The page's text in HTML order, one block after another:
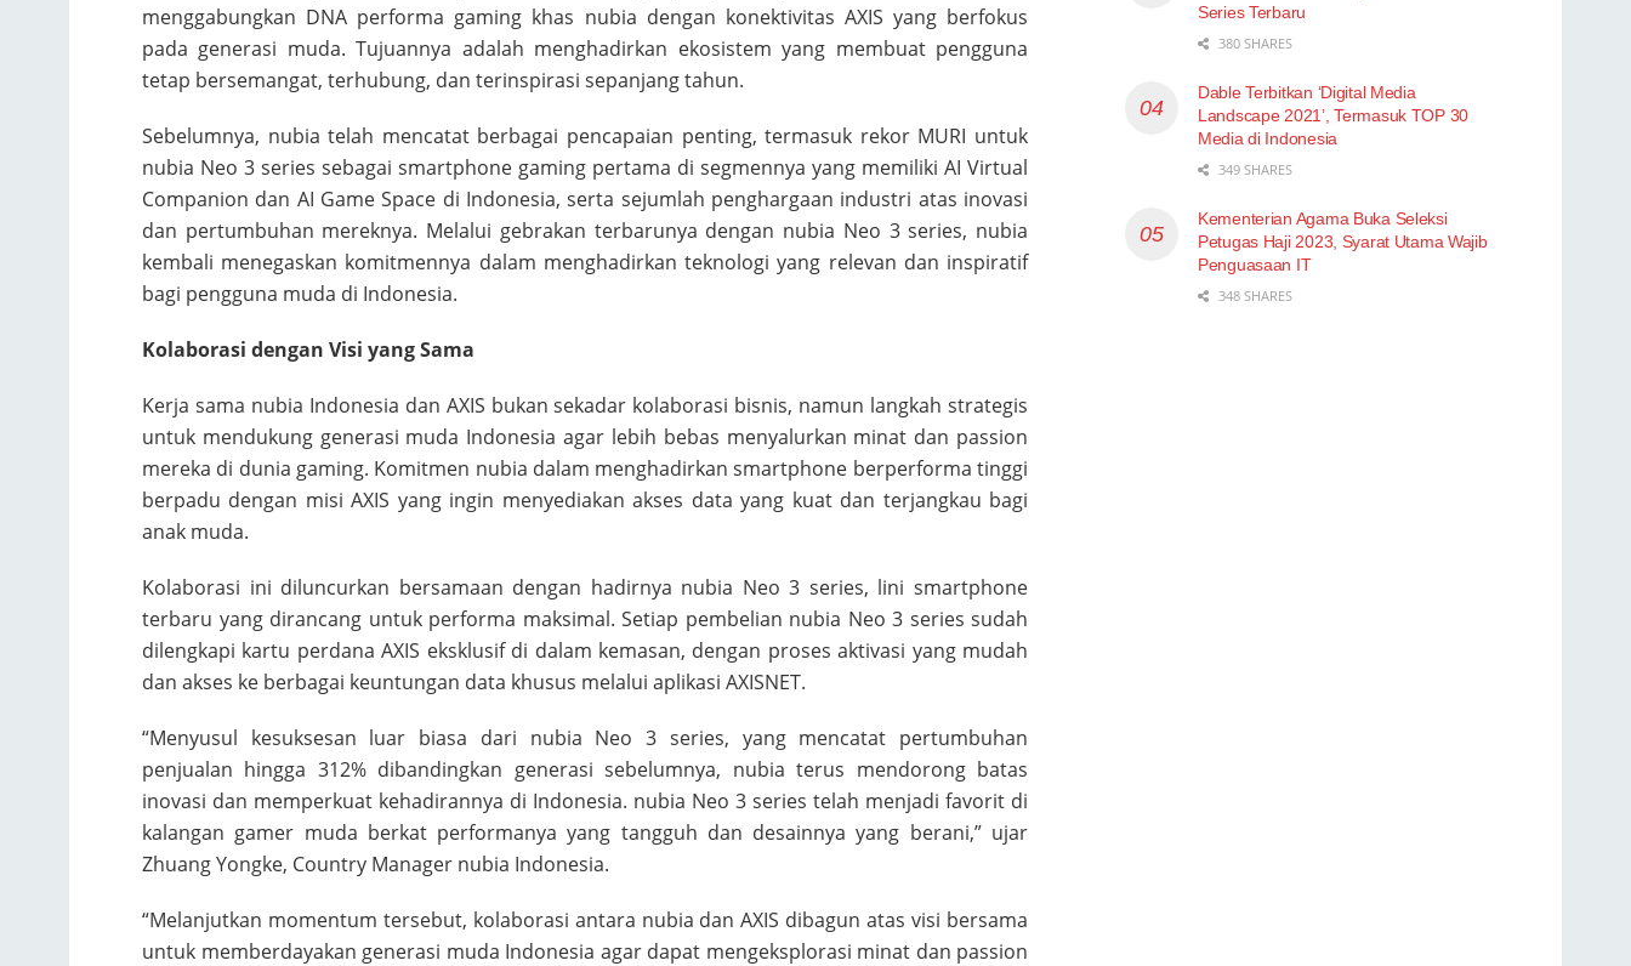
menggabungkan DNA performa gaming khas nubia dengan konektivitas AXIS yang berfokus
pada generasi muda. Tujuannya adalah menghadirkan ekosistem yang membuat pengguna
tetap bersemangat, terhubung, dan terinspirasi sepanjang tahun.
Sebelumnya, nubia telah mencatat berbagai pencapaian penting, termasuk rekor MURI untuk
nubia Neo 3 series sebagai smartphone gaming pertama di segmennya yang memiliki AI Virtual
Companion dan AI Game Space di Indonesia, serta sejumlah penghargaan industri atas inovasi
dan pertumbuhan mereknya. Melalui gebrakan terbarunya dengan nubia Neo 3 series, nubia
kembali menegaskan komitmennya dalam menghadirkan teknologi yang relevan dan inspiratif
bagi pengguna muda di Indonesia.
Kolaborasi dengan Visi yang Sama
Kerja sama nubia Indonesia dan AXIS bukan sekadar kolaborasi bisnis, namun langkah strategis
untuk mendukung generasi muda Indonesia agar lebih bebas menyalurkan minat dan passion
mereka di dunia gaming. Komitmen nubia dalam menghadirkan smartphone berperforma tinggi
berpadu dengan misi AXIS yang ingin menyediakan akses data yang kuat dan terjangkau bagi
anak muda.
Kolaborasi ini diluncurkan bersamaan dengan hadirnya nubia Neo 3 series, lini smartphone
terbaru yang dirancang untuk performa maksimal. Setiap pembelian nubia Neo 3 series sudah
dilengkapi kartu perdana AXIS eksklusif di dalam kemasan, dengan proses aktivasi yang mudah
dan akses ke berbagai keuntungan data khusus melalui aplikasi AXISNET.
“Menyusul kesuksesan luar biasa dari nubia Neo 3 series, yang mencatat pertumbuhan
penjualan hingga 312% dibandingkan generasi sebelumnya, nubia terus mendorong batas
inovasi dan memperkuat kehadirannya di Indonesia. nubia Neo 3 series telah menjadi favorit di
kalangan gamer muda berkat performanya yang tangguh dan desainnya yang berani,” ujar
Zhuang Yongke, Country Manager nubia Indonesia.
“Melanjutkan momentum tersebut, kolaborasi antara nubia dan AXIS dibagun atas visi bersama
untuk memberdayakan generasi muda Indonesia agar dapat mengeksplorasi minat dan passion
Series Terbaru
380 SHARES
Dable Terbitkan ‘Digital Media
Landscape 2021’, Termasuk TOP 30
Media di Indonesia
349 SHARES
Kementerian Agama Buka Seleksi
Petugas Haji 2023, Syarat Utama Wajib
Penguasaan IT
348 SHARES